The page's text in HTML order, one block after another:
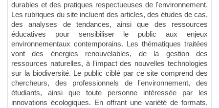
durables et des pratiques respectueuses de l'environnement.
Les rubriques du site incluent des articles, des études de cas,
des analyses de tendances, ainsi que des ressources
éducatives pour sensibiliser le public aux enjeux
environnementaux contemporains. Les thématiques traitées
vont des énergies renouvelables, de la gestion des
ressources naturelles, à l'impact des nouvelles technologies
sur la biodiversité. Le public ciblé par ce site comprend des
chercheurs, des professionnels de l'environnement, des
étudiants, ainsi que toute personne intéressée par les
innovations écologiques. En offrant une variété de formats,